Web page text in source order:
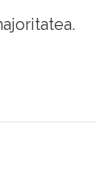
ca de
in
ei nu